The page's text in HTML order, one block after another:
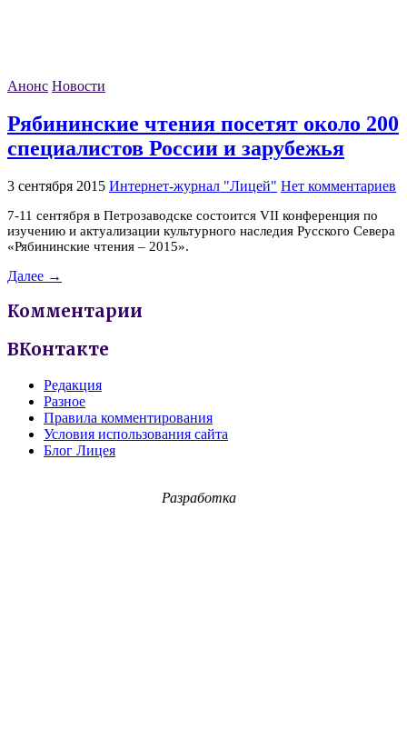
Анонс Новости
Рябининские чтения посетят около 200
специалистов России и зарубежья
3 сентября 2015 Интернет-журнал "Лицей" Нет комментариев
7-11 сентября в Петрозаводске состоится VII конференция по
изучению и актуализации культурного наследия Русского Севера
«Рябининские чтения – 2015».
Далее →
Комментарии
ВКонтакте
Редакция
Разное
Правила комментирования
Условия использования сайта
Блог Лицея
Разработка